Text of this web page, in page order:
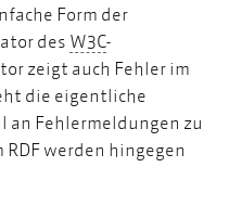
Form der
des W3CW3C
-
zeigt auch Fehler im
die eigentliche
an Fehlermeldungen zu
werden hingegen